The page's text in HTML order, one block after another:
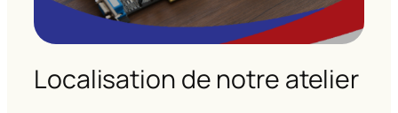
Localisation de notre atelier